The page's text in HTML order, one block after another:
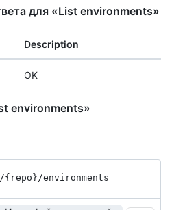
для «List environments»
Description
OK
environments»
/{repo}/environments